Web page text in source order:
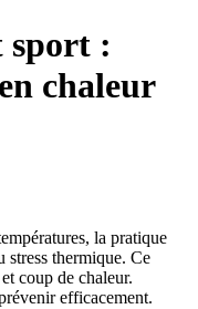
sport :
chaleur
la pratique
stress thermique. Ce
coup de chaleur.
efficacement.